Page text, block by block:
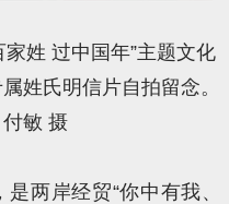
姓 过中国年”主题文化
姓氏明信片自拍留念。
敏 摄
两岸经贸“你中有我、